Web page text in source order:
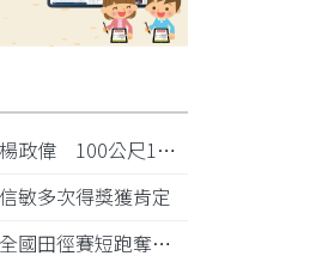
100公尺11秒87奪金
敏多次得獎獲肯定
徑賽短跑奪金摘銅